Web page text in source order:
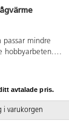
passar mindre
hobbyarbeten.
förrän den är
avtalade pris.
i varukorgen